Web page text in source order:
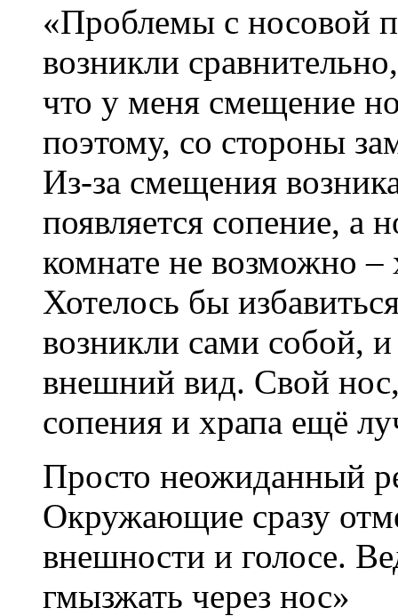
«Проблемы с носовой
возникли
что у меня смещение
поэтому, со стороны
Из-за смещения
появляется сопение, а
комнате не возможно
Хотелось бы
возникли сами собой,
внешний вид. Свой
сопения и храпа ещё
Просто неожиданный
Окружающие сразу
внешности и голосе.
гмызжать через нос»